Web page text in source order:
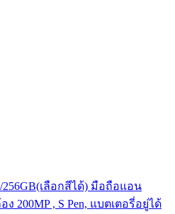
256GB(เลือกสีได้) มือถือแอน
ง 200MP , S Pen, แบตเตอรี่อยู่ได้